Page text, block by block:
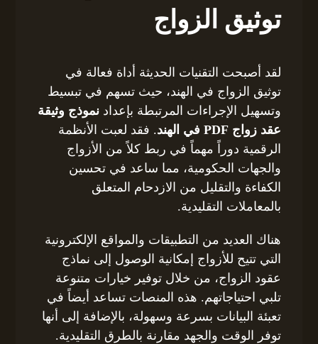
توثيق الزواج
لقد أصبحت التقنيات الحديثة أداة فعالة في
توثيق الزواج في الهند، حيث تسهم في تبسيط
وتسهيل الإجراءات المرتبطة بإعدادنموذج وثيقة
عقد زواج PDF في الهند
. فقد لعبت الأنظمة
الرقمية دوراً مهماً في ربط كلاً من الأزواج
والجهات الحكومية، مما ساعد في تحسين
الكفاءة والتقليل من الازدحام المتعلق
بالمعاملات التقليدية.
هناك العديد من التطبيقات والمواقع الإلكترونية
التي تتيح للأزواج إمكانية الوصول إلى نماذج
عقود الزواج، من خلال توفير خيارات متنوعة
تلبي احتياجاتهم. هذه المنصات تساعد أيضاً في
تعبئة البيانات بسرعة وسهولة، بالإضافة إلى أنها
توفر الوقت والجهد مقارنة بالطرق التقليدية.